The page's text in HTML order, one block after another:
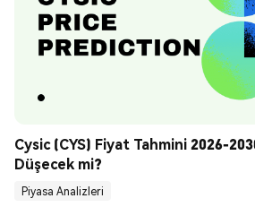
Cysic (CYS) Fiyat Tahmini 2026-
Düşecek mi?
Piyasa Analizleri